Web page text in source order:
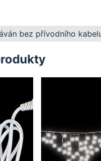
bez přívodního